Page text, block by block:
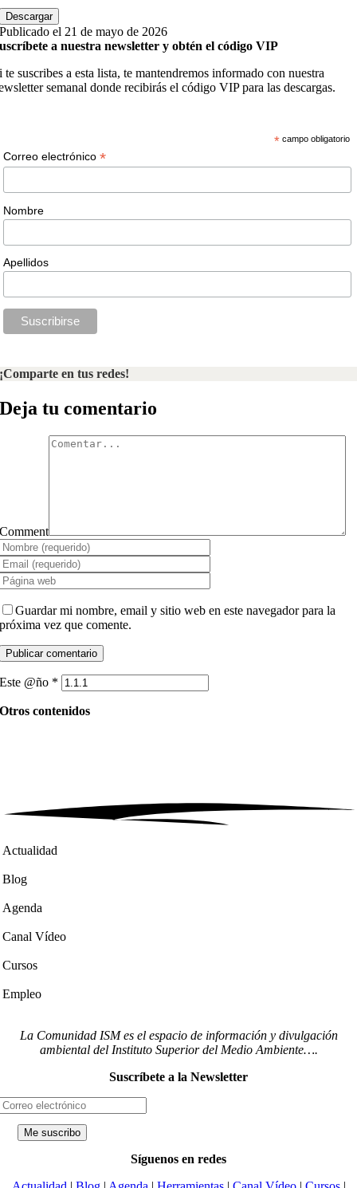
Descargar
Publicado el 21 de mayo de 2026
a nuestra newsletter y obtén el código VIP
te suscribes a esta lista, te mantendremos informado con nuestra
semanal donde recibirás el código VIP para las descargas.
* campo obligatorio
Correo electrónico*
Nombre
Apellidos
¡Comparte en tus redes!
Deja tu comentario
Comment
Guardar mi nombre, email y sitio web en este navegador para la
próxima vez que comente.
Este @ño *
Otros contenidos
Actualidad
Blog
Agenda
Canal Vídeo
Cursos
Empleo
La Comunidad ISM es el espacio de información y divulgación
ambiental del Instituto Superior del Medio Ambiente….
Suscríbete a la Newsletter
Síguenos en redes